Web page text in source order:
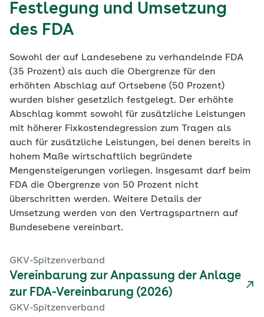
Festlegung und Umsetzung
des FDA
Sowohl der auf Landesebene zu verhandelnde FDA
(35 Prozent) als auch die Obergrenze für den
erhöhten Abschlag auf Ortsebene (50 Prozent)
wurden bisher gesetzlich festgelegt. Der erhöhte
Abschlag kommt sowohl für zusätzliche Leistungen
mit höherer Fixkostendegression zum Tragen als
auch für zusätzliche Leistungen, bei denen bereits in
hohem Maße wirtschaftlich begründete
Mengensteigerungen vorliegen. Insgesamt darf beim
FDA die Obergrenze von 50 Prozent nicht
überschritten werden. Weitere Details der
Umsetzung werden von den Vertragspartnern auf
Bundesebene vereinbart.
GKV-Spitzenverband
Vereinbarung zur Anpassung der Anlage
zur FDA-Vereinbarung (2026)
GKV-Spitzenverband